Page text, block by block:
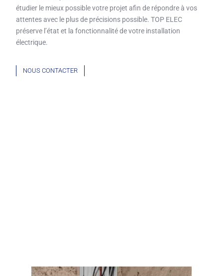
étudier le mieux possible votre projet afin de répondre à vos
attentes avec le plus de précisions possible. TOP ELEC
préserve l’état et la fonctionnalité de votre installation
électrique.
NOUS CONTACTER